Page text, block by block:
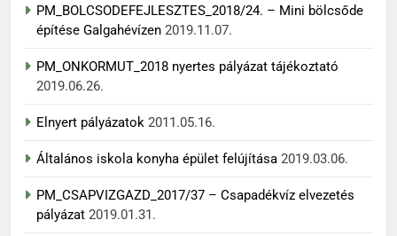
PM_BOLCSODEFEJLESZTES_2018/24. – Mini bölcsőde
építése Galgahévízen 2019.11.07.
PM_ONKORMUT_2018 nyertes pályázat tájékoztató
2019.06.26.
Elnyert pályázatok 2011.05.16.
Általános iskola konyha épület felújítása 2019.03.06.
PM_CSAPVIZGAZD_2017/37 – Csapadékvíz elvezetés
pályázat 2019.01.31.